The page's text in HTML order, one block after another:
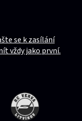
se k zasílání
vždy jako první.